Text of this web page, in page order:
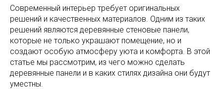
Современный интерьер требует оригинальных
решений и качественных материалов. Одним из таких
решений являются деревянные стеновые панели,
которые не только украшают помещение, но и
создают особую атмосферу уюта и комфорта. В этой
статье мы рассмотрим, из чего можно сделать
деревянные панели и в каких стилях дизайна они будут
уместны.